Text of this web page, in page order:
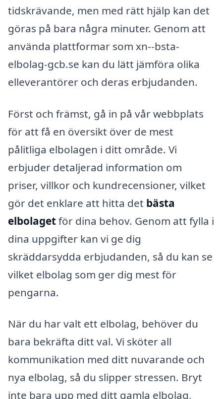
tidskrävande, men med rätt hjälp kan det
göras på bara några minuter. Genom att
använda plattformar som xn--bsta-
elbolag-gcb.se kan du lätt jämföra olika
elleverantörer och deras erbjudanden.
Först och främst, gå in på vår webbplats
för att få en översikt över de mest
pålitliga elbolagen i ditt område. Vi
erbjuder detaljerad information om
priser, villkor och kundrecensioner, vilket
gör det enklare att hitta det bästa
elbolagetför dina behov. Genom att fylla i
dina uppgifter kan vi ge dig
skräddarsydda erbjudanden, så du kan se
vilket elbolag som ger dig mest för
pengarna.
När du har valt ett elbolag, behöver du
bara bekräfta ditt val. Vi sköter all
kommunikation med ditt nuvarande och
nya elbolag, så du slipper stressen. Bryt
inte bara upp med ditt gamla elbolag,